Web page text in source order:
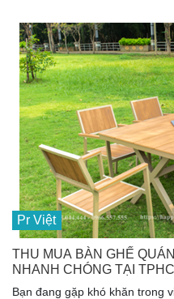
chống chịu thời tiết đáng kinh
giúp nâng tầm không gian
Pr Việt
THU MUA BÀN GHẾ
NHANH CHÓNG TẠI
Bạn đang gặp khó khăn trong